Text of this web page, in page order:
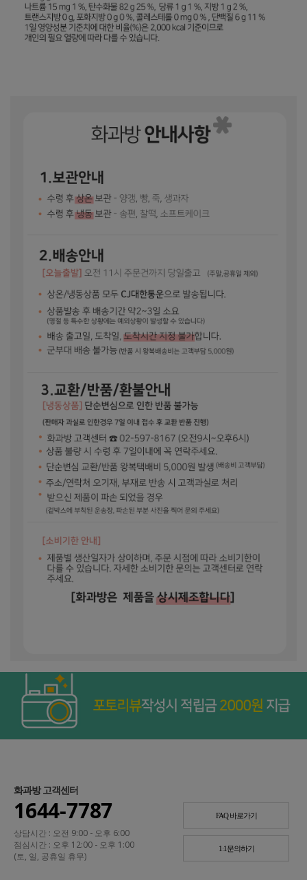
화과방 고객센터
1644-7787
상담시간 : 오전 9:00 - 오후 6:00
점심시간 : 오후 12:00 - 오후 1:00
(토, 일, 공휴일 휴무)
FAQ 바로가기
1:1문의하기